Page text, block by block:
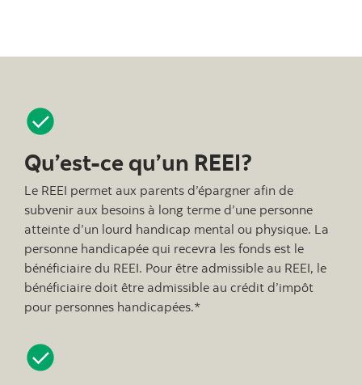
Qu’est-ce qu’un REEI?
Le REEI permet aux parents d’épargner afin de
subvenir aux besoins à long terme d’une personne
atteinte d’un lourd handicap mental ou physique. La
personne handicapée qui recevra les fonds est le
bénéficiaire du REEI. Pour être admissible au REEI, le
bénéficiaire doit être admissible au crédit d’impôt
pour personnes handicapées.*